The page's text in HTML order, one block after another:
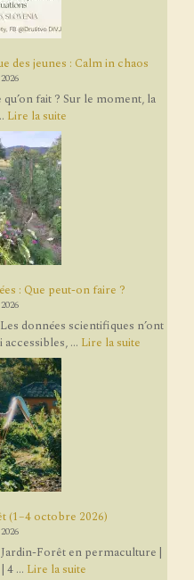
des jeunes : Calm in chaos
qu’on fait ? Sur le moment, la
Lire la suite
: Que peut-on faire ?
données scientifiques n’ont
accessibles, ... Lire la suite
(1–4 octobre 2026)
Forêt en permaculture |
4 ... Lire la suite